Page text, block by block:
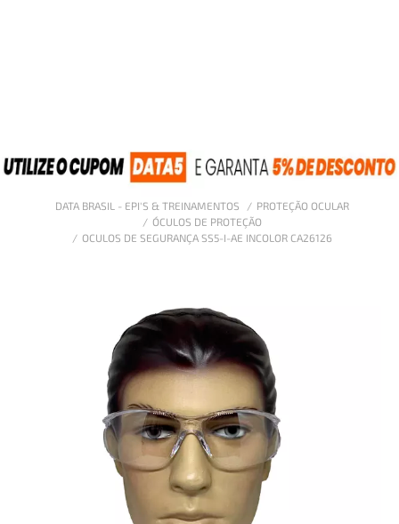
DATA BRASIL - EPI'S & TREINAMENTOS
PROTEÇÃO OCULAR
ÓCULOS DE PROTEÇÃO
OCULOS DE SEGURANÇA SS5-I-AE INCOLOR CA26126